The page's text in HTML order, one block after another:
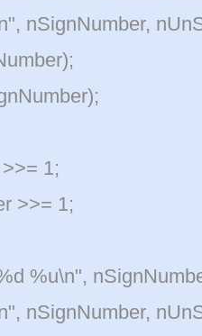
nSignNumber,
1;
>>= 1;
%u\n",
nSignNumber,